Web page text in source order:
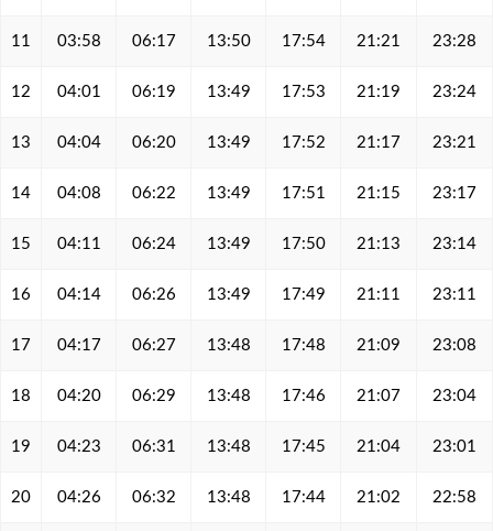
11 03:58 06:17 13:50 17:54 21:21 23:28
12 04:01 06:19 13:49 17:53 21:19 23:24
13 04:04 06:20 13:49 17:52 21:17 23:21
14 04:08 06:22 13:49 17:51 21:15 23:17
15 04:11 06:24 13:49 17:50 21:13 23:14
16 04:14 06:26 13:49 17:49 21:11 23:11
17 04:17 06:27 13:48 17:48 21:09 23:08
18 04:20 06:29 13:48 17:46 21:07 23:04
19 04:23 06:31 13:48 17:45 21:04 23:01
20 04:26 06:32 13:48 17:44 21:02 22:58